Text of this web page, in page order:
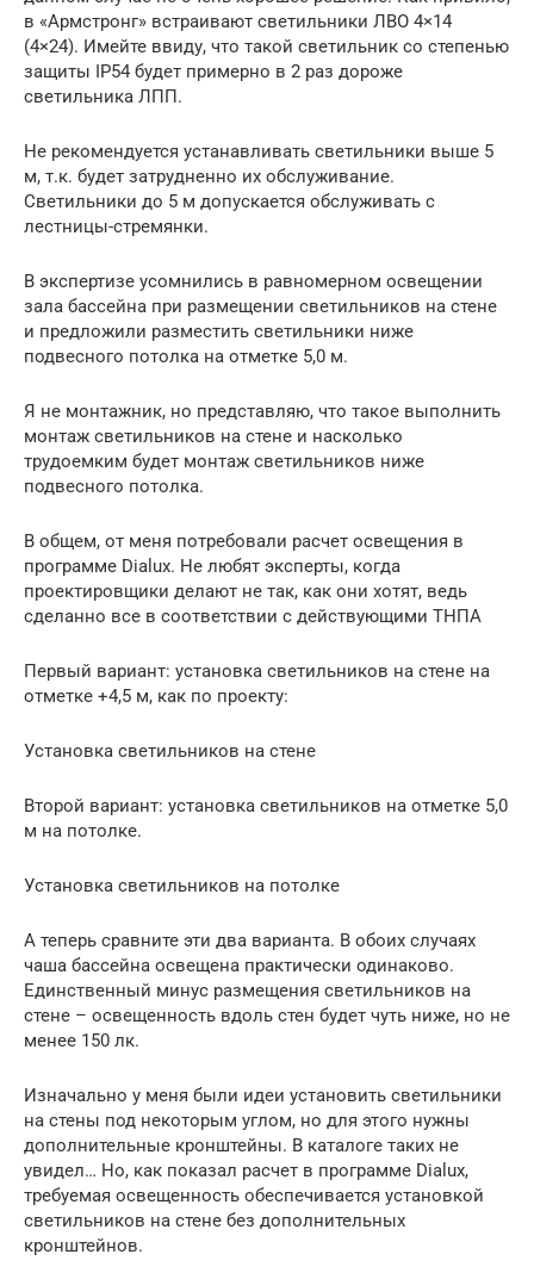
в «Армстронг» встраивают светильники ЛВО 4×14
(4×24). Имейте ввиду, что такой светильник со степенью
защиты IP54 будет примерно в 2 раз дороже
светильника ЛПП.
Не рекомендуется устанавливать светильники выше 5
м, т.к. будет затрудненно их обслуживание.
Светильники до 5 м допускается обслуживать с
лестницы-стремянки.
В экспертизе усомнились в равномерном освещении
зала бассейна при размещении светильников на стене
и предложили разместить светильники ниже
подвесного потолка на отметке 5,0 м.
Я не монтажник, но представляю, что такое выполнить
монтаж светильников на стене и насколько
трудоемким будет монтаж светильников ниже
подвесного потолка.
В общем, от меня потребовали расчет освещения в
программе Dialux. Не любят эксперты, когда
проектировщики делают не так, как они хотят, ведь
сделанно все в соответствии с действующими ТНПА
Первый вариант: установка светильников на стене на
отметке +4,5 м, как по проекту:
Установка светильников на стене
Второй вариант: установка светильников на отметке 5,0
м на потолке.
Установка светильников на потолке
А теперь сравните эти два варианта. В обоих случаях
чаша бассейна освещена практически одинаково.
Единственный минус размещения светильников на
стене – освещенность вдоль стен будет чуть ниже, но не
менее 150 лк.
Изначально у меня были идеи установить светильники
на стены под некоторым углом, но для этого нужны
дополнительные кронштейны. В каталоге таких не
увидел… Но, как показал расчет в программе Dialux,
требуемая освещенность обеспечивается установкой
светильников на стене без дополнительных
кронштейнов.